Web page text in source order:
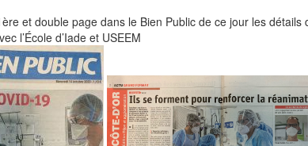
et double page dans le Bien Public de ce jour les détails
l’École d’Iade et USEEM